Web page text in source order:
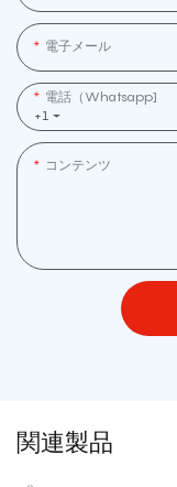
電子メール
+1
電話（whatsapp]
コンテンツ
関連製品